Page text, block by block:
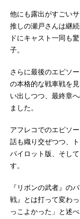
他にも露出がすごい
推しの瀬戸さんは継
ドにキャスト一同も
子。
さらに最後のエピソ
の本格的な戦車戦を
い出しつつ、最終章
ました。
アフレコでのエピソ
話も織り交ぜつつ、
パイロット版、そし
す。
『リボンの武者』の
戦』とは打って変わ
っこよかった」と述